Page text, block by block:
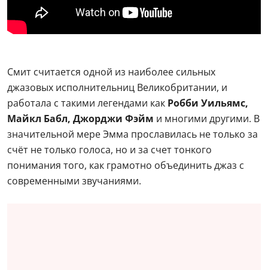
Смит считается одной из наиболее сильных
джазовых исполнительниц Великобритании, и
работала с такими легендами как Робби Уильямс,
Майкл Бабл, Джорджи Фэйм и многими другими. В
значительной мере Эмма прославилась не только за
счёт не только голоса, но и за счет тонкого
понимания того, как грамотно объединить джаз с
современными звучаниями.